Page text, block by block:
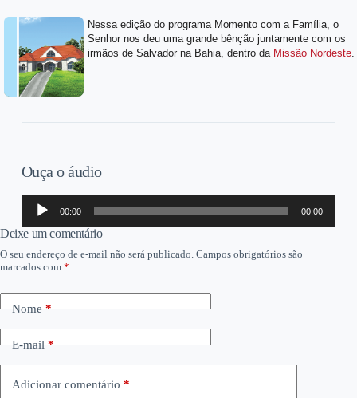
Nessa edição do programa Momento com a Família, o
Senhor nos deu uma grande bênção juntamente com os
irmãos de Salvador na Bahia, dentro da Missão Nordeste.
Ouça o áudio
Tocador
áudio
00:00 00:00
Deixe um comentário
O seu endereço de e-mail não será publicado. Campos obrigatórios são
marcados com *
Nome*
E-mail*
Adicionar comentário *